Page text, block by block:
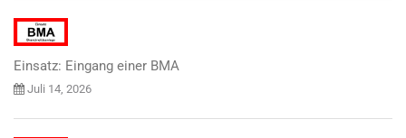
Einsatz: Eingang einer BMA
Juli 14, 2026